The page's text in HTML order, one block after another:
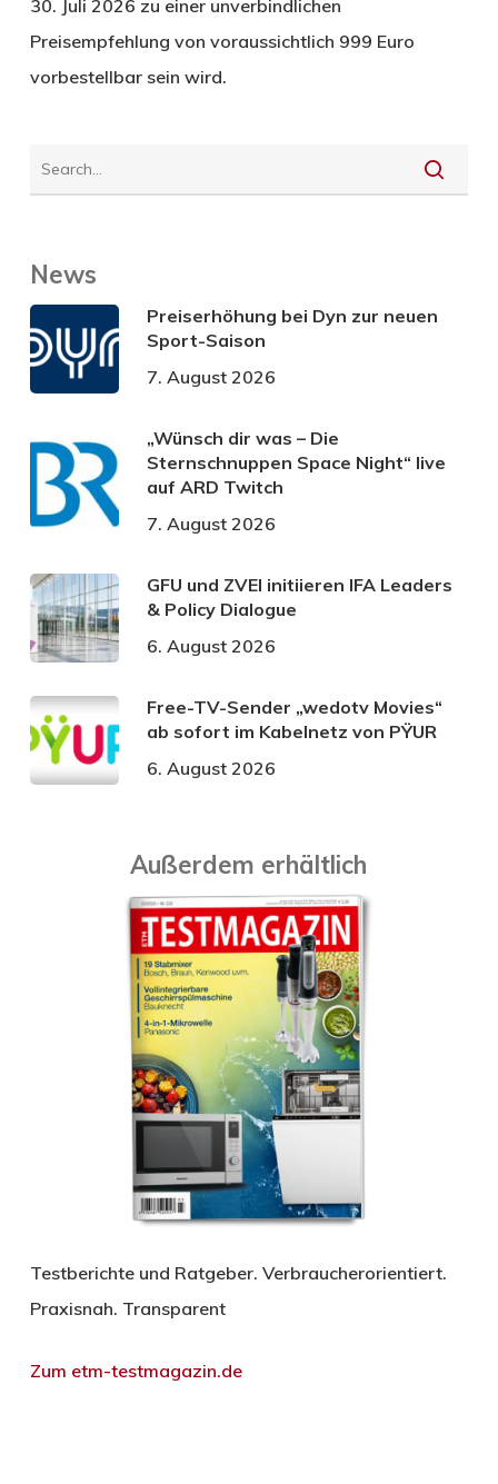
30. Juli 2026 zu einer unverbindlichen
Preisempfehlung von voraussichtlich 999 Euro
vorbestellbar sein wird.
News
Preiserhöhung bei Dyn zur neuen
Sport-Saison
7. August 2026
„Wünsch dir was – Die
Sternschnuppen Space Night“ live
auf ARD Twitch
7. August 2026
GFU und ZVEI initiieren IFA Leaders
& Policy Dialogue
6. August 2026
Free-TV-Sender „wedotv Movies“
ab sofort im Kabelnetz von PŸUR
6. August 2026
Außerdem erhältlich
Testberichte und Ratgeber. Verbraucherorientiert.
Praxisnah. Transparent
Zum etm-testmagazin.de